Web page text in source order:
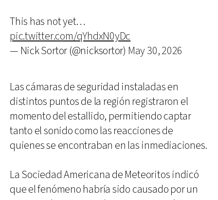
This has not yet…
pic.twitter.com/qYhdxN0yDc
— Nick Sortor (@nicksortor) May 30, 2026
Las cámaras de seguridad instaladas en
distintos puntos de la región registraron el
momento del estallido, permitiendo captar
tanto el sonido como las reacciones de
quienes se encontraban en las inmediaciones.
La Sociedad Americana de Meteoritos indicó
que el fenómeno habría sido causado por un